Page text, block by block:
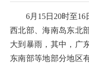
6月15日20时至16
西北部、海南岛东北
大到暴雨，其中，广
东南部等地部分地区